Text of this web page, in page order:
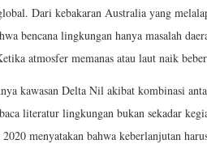
Dari kebakaran Australia yang
bencana lingkungan hanya masalah
atmosfer memanas atau laut naik
kawasan Delta Nil akibat kombinasi
literatur lingkungan bukan sekadar
menyatakan bahwa keberlanjutan